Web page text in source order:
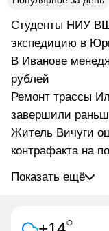
Студенты НИУ
экспедицию в
В Иванове
рублей
Ремонт трассы
завершили
Житель Вичуги
контрафакта на
Показать ещё
○